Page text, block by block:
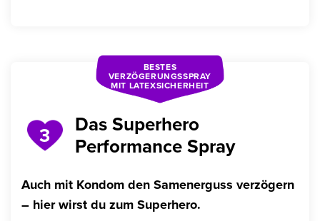
3
Das Superhero
Performance Spray
BESTES
VERZÖGERUNGSSPRAY
MIT LATEXSICHERHEIT
Auch mit Kondom den Samenerguss verzögern
– hier wirst du zum Superhero.